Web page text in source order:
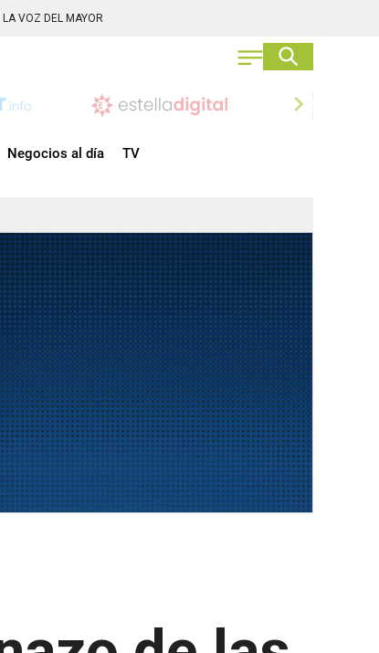
LA VOZ DEL MAYOR
chevron_right
Negocios al día TV